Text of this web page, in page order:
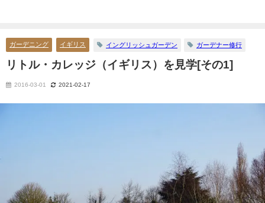
ガーデニング イギリス イングリッシュガーデン ガーデナー修行
リトル・カレッジ（イギリス）を見学[その1]
2016-03-01 2021-02-17